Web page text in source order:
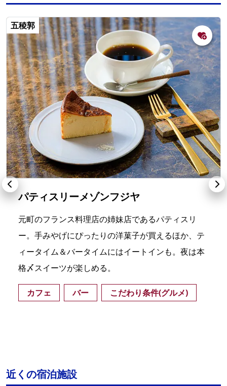
五稜郭
パティスリーメゾンフジヤ
元町のフランス料理店の姉妹店であるパティスリ
ー。手みやげにぴったりの洋菓子が買えるほか、テ
ィータイム＆バータイムにはイートインも。夜は本
格〆スイーツが楽しめる。
カフェ バー こだわり条件(グルメ)
近くの宿泊施設